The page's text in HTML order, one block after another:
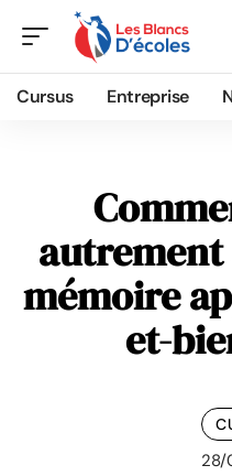
Cursus Entreprise
autrement
mémoire
et-
28/